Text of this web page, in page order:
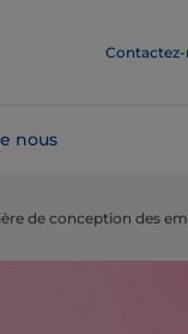
nous
de conception des